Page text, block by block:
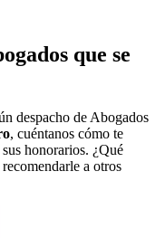
que se
despacho de Abogados
, cuéntanos cómo te
honorarios. ¿Qué
recomendarle a otros